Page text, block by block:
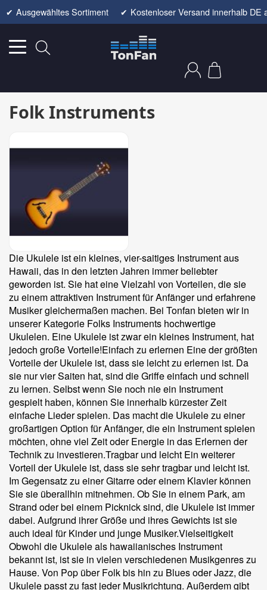
✔ Ausgewähltes Sortiment ✔ Kostenloser Versand innerhalb DE
Folk Instruments
Die Ukulele ist ein kleines, vier-saitiges Instrument aus
Hawaii, das in den letzten Jahren immer beliebter
geworden ist. Sie hat eine Vielzahl von Vorteilen, die sie
zu einem attraktiven Instrument für Anfänger und erfahrene
Musiker gleichermaßen machen. Bei Tonfan bieten wir in
unserer Kategorie Folks Instruments hochwertige
Ukulelen. Eine Ukulele ist zwar ein kleines Instrument, hat
jedoch große Vorteile!Einfach zu erlernen Eine der größten
Vorteile der Ukulele ist, dass sie leicht zu erlernen ist. Da
sie nur vier Saiten hat, sind die Griffe einfach und schnell
zu lernen. Selbst wenn Sie noch nie ein Instrument
gespielt haben, können Sie innerhalb kürzester Zeit
einfache Lieder spielen. Das macht die Ukulele zu einer
großartigen Option für Anfänger, die ein Instrument spielen
möchten, ohne viel Zeit oder Energie in das Erlernen der
Technik zu investieren.Tragbar und leicht Ein weiterer
Vorteil der Ukulele ist, dass sie sehr tragbar und leicht ist.
Im Gegensatz zu einer Gitarre oder einem Klavier können
Sie sie überallhin mitnehmen. Ob Sie in einem Park, am
Strand oder bei einem Picknick sind, die Ukulele ist immer
dabei. Aufgrund ihrer Größe und ihres Gewichts ist sie
auch ideal für Kinder und junge Musiker.Vielseitigkeit
Obwohl die Ukulele als hawaiianisches Instrument
bekannt ist, ist sie in vielen verschiedenen Musikgenres zu
Hause. Von Pop über Folk bis hin zu Blues oder Jazz, die
Ukulele passt zu fast jeder Musikrichtung. Außerdem gibt